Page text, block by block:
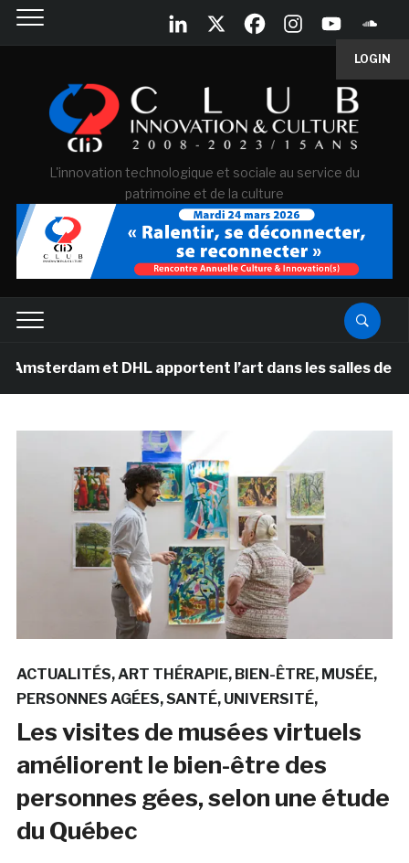
LOGIN
L'innovation technologique et sociale au service du
patrimoine et de la culture
et DHL apportent l’art dans les salles de classe
ACTUALITÉS ART THÉRAPIE BIEN-ÊTRE MUSÉE
PERSONNES AGÉES SANTÉ UNIVERSITÉ
Les visites de musées virtuels
améliorent le bien-être des
personnes gées, selon une étude
du Québec